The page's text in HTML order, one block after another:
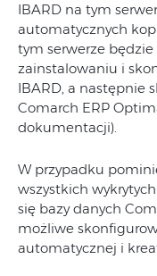
IBARD na tym
automatycznych
tym serwerze
zainstalowaniu i
IBARD, a następnie
Comarch ERP
dokumentacji).
W przypadku
wszystkich
się bazy danych
możliwe
automatycznej i